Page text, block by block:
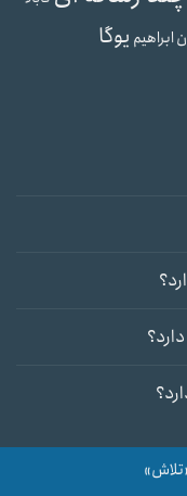
ابراهیم یوگا